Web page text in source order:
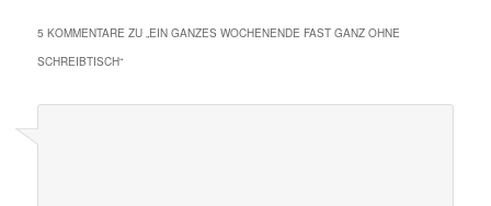
5 KOMMENTARE ZU „EIN GANZES WOCHENENDE FAST GANZ OHNE
SCHREIBTISCH“